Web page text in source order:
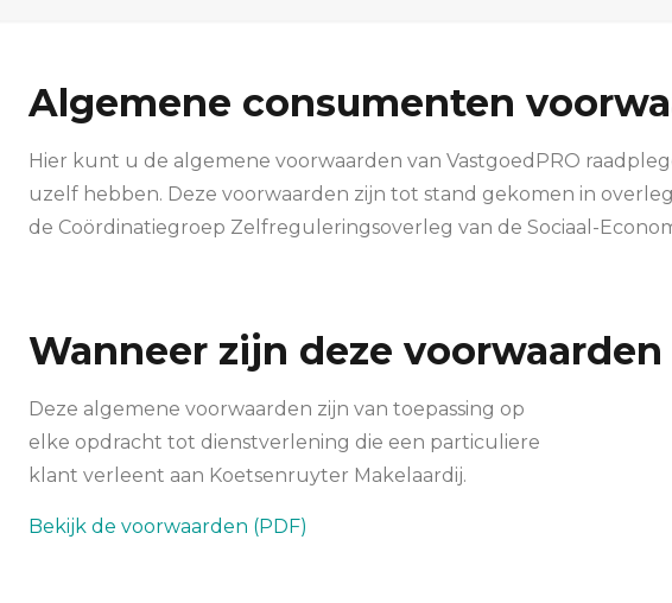
Algemene consumenten
Hier kunt u de algemene voorwaarden van VastgoedPRO
uzelf hebben. Deze voorwaarden zijn tot stand gekomen in
de Coördinatiegroep Zelfreguleringsoverleg van de Sociaal-
Wanneer zijn deze
Deze algemene voorwaarden zijn van toepassing op
elke opdracht tot dienstverlening die een particuliere
klant verleent aan Koetsenruyter Makelaardij.
Bekijk de voorwaarden (PDF)